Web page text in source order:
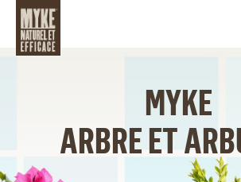
MYKE
ARBRE ET